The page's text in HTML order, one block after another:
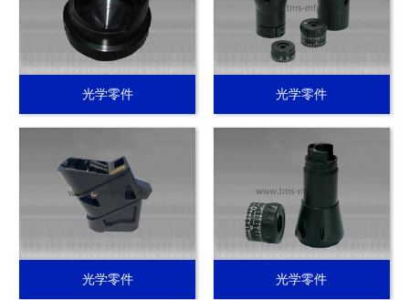
光学零件 光学零件
光学零件 光学零件